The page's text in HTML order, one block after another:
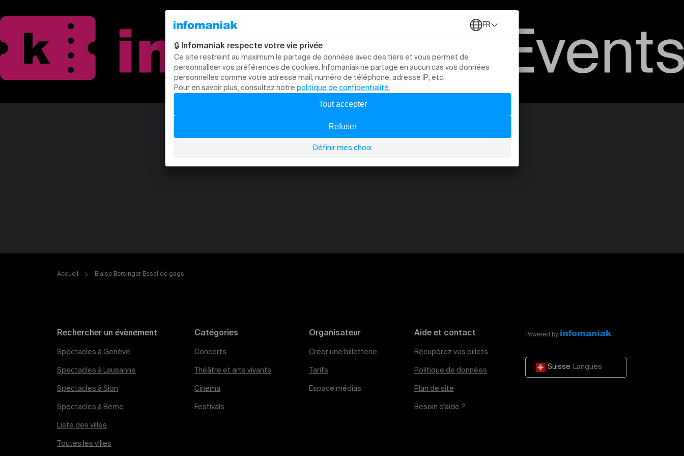
Accueil Blaise Bersinger Essai de gags
Rechercher un évènement
Spectacles à Genève
Spectacles à Lausanne
Spectacles à Sion
Spectacles à Berne
Liste des villes
Toutes les villes
Catégories
Concerts
Théâtre et arts vivants
Cinéma
Festivals
Organisateur
Créer une billetterie
Tarifs
Espace médias
Aide et contact
Récupérez vos billets
Politique de données
Plan de site
Besoin d'aide ?
Powered by
Suisse Langues